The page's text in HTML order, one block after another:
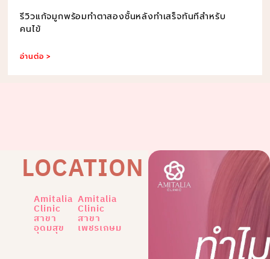
รีวิวแก้จมูกพร้อมทำตาสองชั้นหลังทำเสร็จทันทีสำหรับ
คนไข้
อ่านต่อ >
LOCATION
Amitalia
Clinic
สาขา
อุดมสุข
Amitalia
Clinic
สาขา
เพชรเกษม